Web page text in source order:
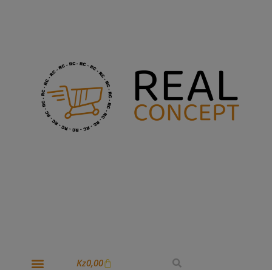
Kz0,00